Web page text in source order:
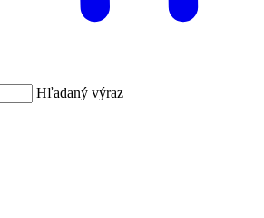
Hľadaný výraz